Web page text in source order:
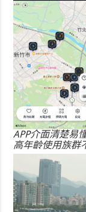
APP介面清楚易
高年齡使用族群